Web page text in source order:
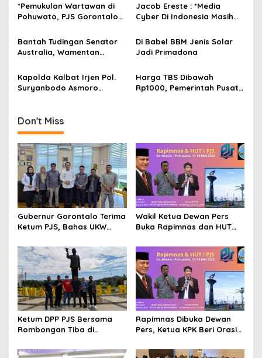
i
a
t
i
o
*Pemukulan Wartawan di
Pohuwato, PJS Gorontalo
UU Pers*
Jacob Ereste : *Media
Cyber Di Indonesia Masih
Perayaan Hari Pers
Nasional*
Bantah Tudingan Senator
Australia, Wamentan
Lama Bebas PMK
Di Babel BBM Jenis Solar
Jadi Primadona
Kapolda Kalbat Irjen Pol.
Suryanbodo Asmoro
AKBP Jerrold H.Y.
Kumontoy
Harga TBS Dibawah
Rp1000, Pemerintah Pusat
Don't Miss
Gubernur Gorontalo Terima
Ketum PJS, Bahas UKW
Wakil Ketua Dewan Pers
Buka Rapimnas dan HUT
Ketum DPP PJS Bersama
Rombongan Tiba di
Rapimnas Dibuka Dewan
Pers, Ketua KPK Beri Orasi